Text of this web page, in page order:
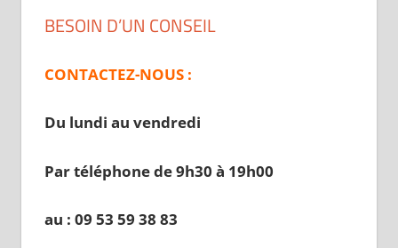
BESOIN D’UN CONSEIL
CONTACTEZ-NOUS :
Du lundi au vendredi
Par téléphone de 9h30 à 19h00
au : 09 53 59 38 83